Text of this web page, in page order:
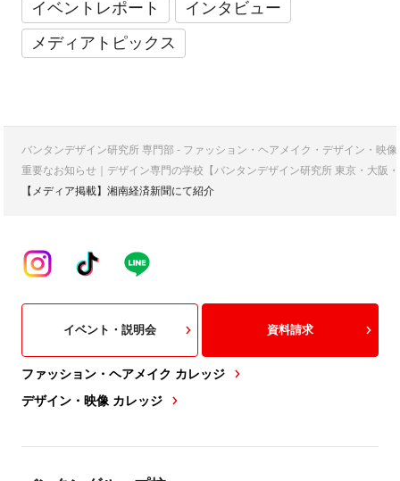
イベントレポート
インタビュー
メディアトピックス
バンタンデザイン研究所 専門部 - ファッション・ヘアメイク・デザイン・映
重要なお知らせ｜デザイン専門の学校【バンタンデザイン研究所 東京・大阪
【メディア掲載】湘南経済新聞にて紹介
ファッション・ヘアメイク カレッジ
デザイン・映像 カレッジ
イベント・説明会 資料請求